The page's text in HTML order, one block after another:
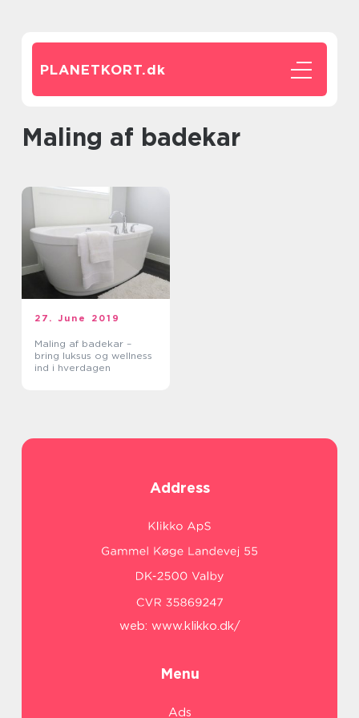
PLANETKORT.dk
Maling af badekar
27. June 2019
Maling af badekar –
bring luksus og wellness
ind i hverdagen
Address
web: www.klikko.dk/
Menu
Ads